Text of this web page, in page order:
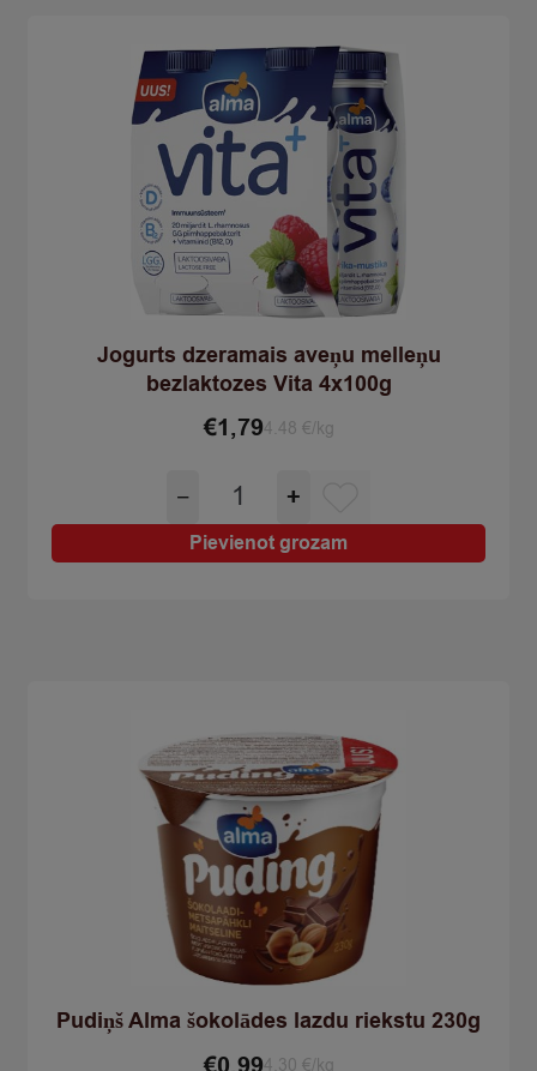
Jogurts dzeramais aveņu melleņu
bezlaktozes Vita 4x100g
€1,794.48 €/kg
−
Jogurts
dzeramais
aveņu
melleņu
+
Pievienot grozam
Pudiņš Alma šokolādes lazdu riekstu 230g
4.30 €/kg